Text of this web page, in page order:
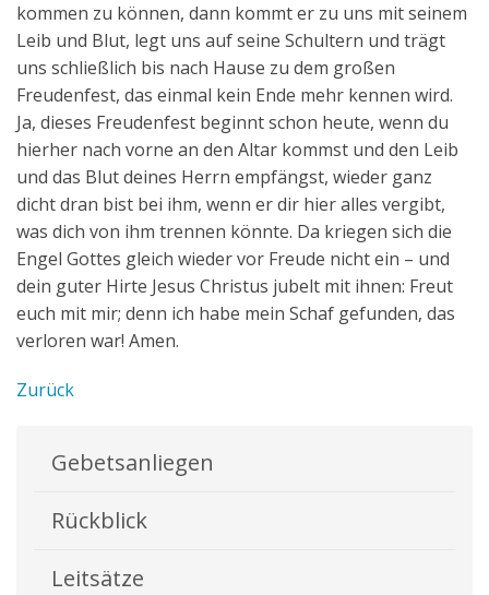
kommen zu können, dann kommt er zu uns mit seinem
Leib und Blut, legt uns auf seine Schultern und trägt
uns schließlich bis nach Hause zu dem großen
Freudenfest, das einmal kein Ende mehr kennen wird.
Ja, dieses Freudenfest beginnt schon heute, wenn du
hierher nach vorne an den Altar kommst und den Leib
und das Blut deines Herrn empfängst, wieder ganz
dicht dran bist bei ihm, wenn er dir hier alles vergibt,
was dich von ihm trennen könnte. Da kriegen sich die
Engel Gottes gleich wieder vor Freude nicht ein – und
dein guter Hirte Jesus Christus jubelt mit ihnen: Freut
euch mit mir; denn ich habe mein Schaf gefunden, das
verloren war! Amen.
Zurück
Gebetsanliegen
Rückblick
Leitsätze